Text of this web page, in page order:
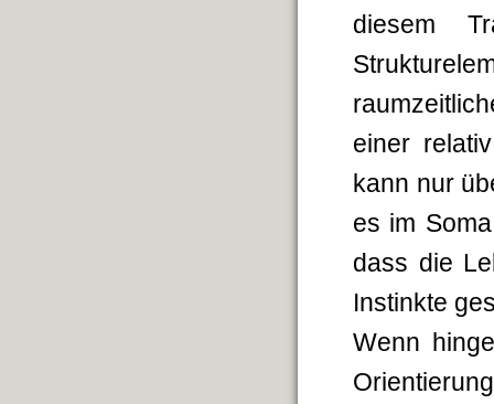
diesem
einer
kann nur
es im
dass die
Instinkte
Wenn